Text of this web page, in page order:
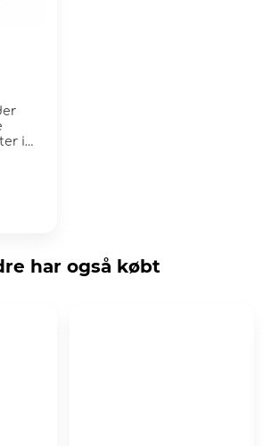
i
har også købt